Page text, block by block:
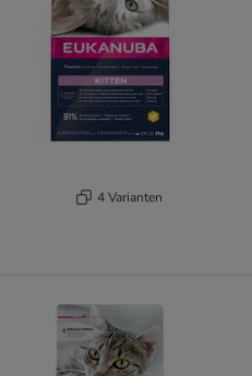
4 Varianten